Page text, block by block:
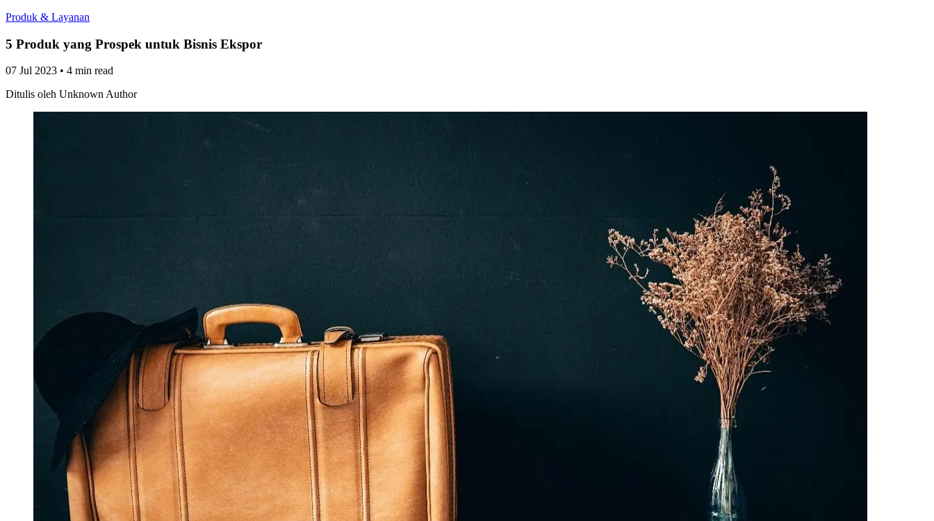
Produk & Layanan
5 Produk yang Prospek untuk Bisnis Ekspor
07 Jul 2023 • 4 min read
Ditulis oleh Unknown Author